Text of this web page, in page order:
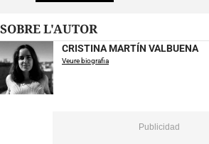
SOBRE L'AUTOR
CRISTINA MARTÍN VALBUENA
Veure biografia